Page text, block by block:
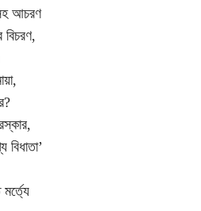
আচরণ
বিচরণ,